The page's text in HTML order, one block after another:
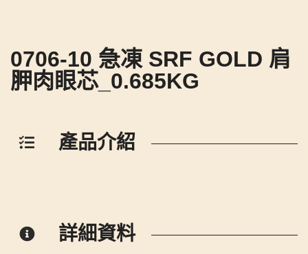
0706-10 急凍 SRF GOLD 肩
胛肉眼芯_0.685KG
產品介紹
詳細資料